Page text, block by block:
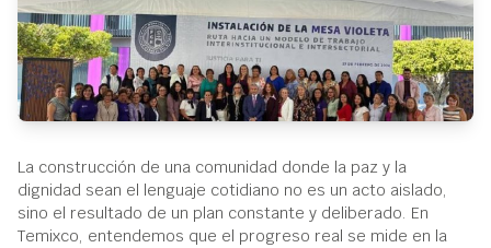
La construcción de una comunidad donde la paz y la
dignidad sean el lenguaje cotidiano no es un acto aislado,
sino el resultado de un plan constante y deliberado. En
Temixco, entendemos que el progreso real se mide en la